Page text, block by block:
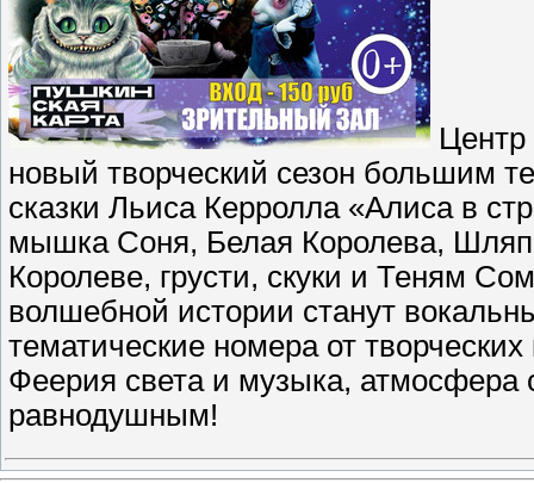
Центр
новый творческий сезон большим
сказки Льиса Керролла «Алиса в
мышка Соня, Белая Королева,
Королеве, грусти, скуки и Теням
волшебной истории станут
тематические номера от
Феерия света и музыка, атмосфера
равнодушным!